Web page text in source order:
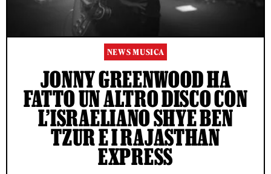
NEWS MUSICA
JONNY GREENWOOD HA
FATTO UN ALTRO DISCO CON
L’ISRAELIANO SHYE BEN
TZUR E I RAJASTHAN
EXPRESS